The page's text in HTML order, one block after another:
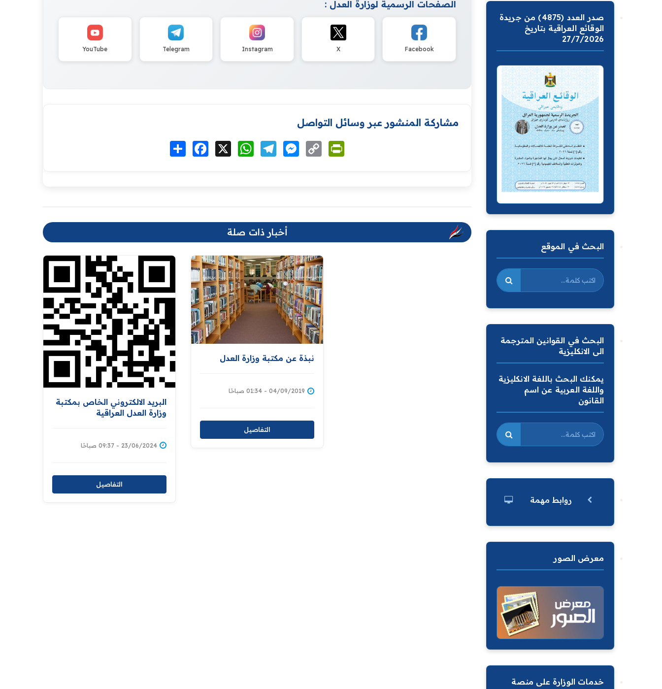
الصفحات الرسمية لوزارة العدل :
Facebook
X
Instagram
Telegram
YouTube
مشاركة المنشور عبر وسائل التواصل
انشر Facebook WhatsAppTelegramMessenger
Copy
Link
أخبار ذات صلة
البريد الالكتروني الخاص بمكتبة
وزارة العدل العراقية
23/06/2024 - 09:37 صباحًا
التفاصيل
نبذة عن مكتبة وزارة العدل
04/09/2019 - 01:34 صباحًا
التفاصيل
صدر العدد (4875) من جريدة
الوقائع العراقية بتاريخ
27/7/2026
البحث في الموقع
البحث في القوانين المترجمة
الى الانكليزية
يمكنك البحث باللغة الانكليزية
واللغة العربية عن اسم
القانون
روابط مهمة
معرض الصور
خدمات الوزارة على منصة